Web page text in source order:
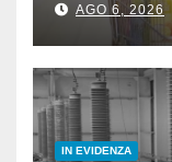
AGO 6, 2026
IN EVIDENZA